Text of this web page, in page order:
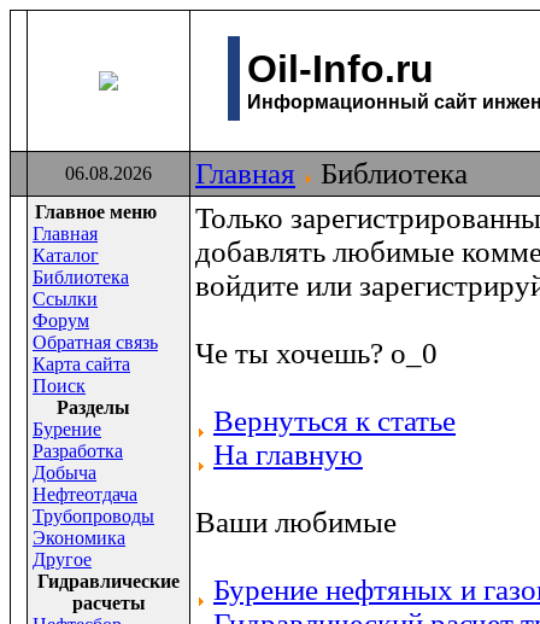
Oil-Info.ru
Информационный сайт
06.08.2026 Главная Библиотека
Главное меню
Главная
Каталог
Библиотека
Ссылки
Форум
Обратная связь
Карта сайта
Поиск
Раздeлы
Бурение
Разработка
Добыча
Нефтеотдача
Трубопроводы
Экономика
Другое
Гидравлические
расчеты
Только
добавлять любимые
войдите или
Че ты хочешь? о_0
Вернуться к статье
На главную
Ваши любимые
Бурение нефтяных и